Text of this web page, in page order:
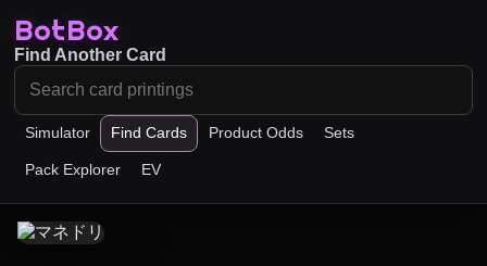
BotBox
Simulator Find Cards Product Odds Sets
Pack Explorer EV
Find Another Card